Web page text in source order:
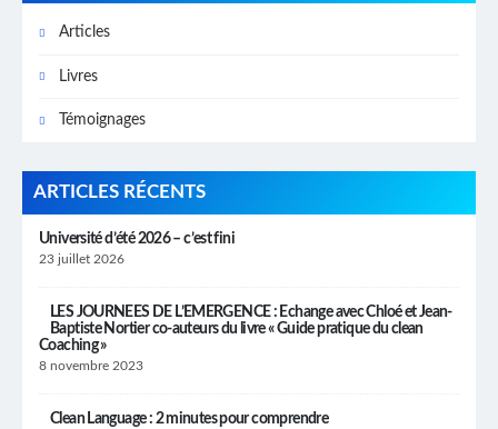
Articles
Livres
Témoignages
ARTICLES RÉCENTS
Université d’été 2026 – c’est fini
23 juillet 2026
LES JOURNEES DE L’EMERGENCE : Echange avec Chloé et Jean-
Baptiste Nortier co-auteurs du livre « Guide pratique du clean
Coaching »
8 novembre 2023
Clean Language : 2 minutes pour comprendre